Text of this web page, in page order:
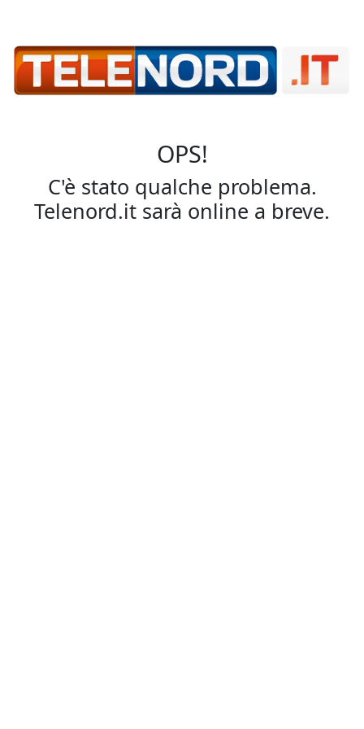
OPS!
C'è stato qualche problema.
Telenord.it sarà online a breve.